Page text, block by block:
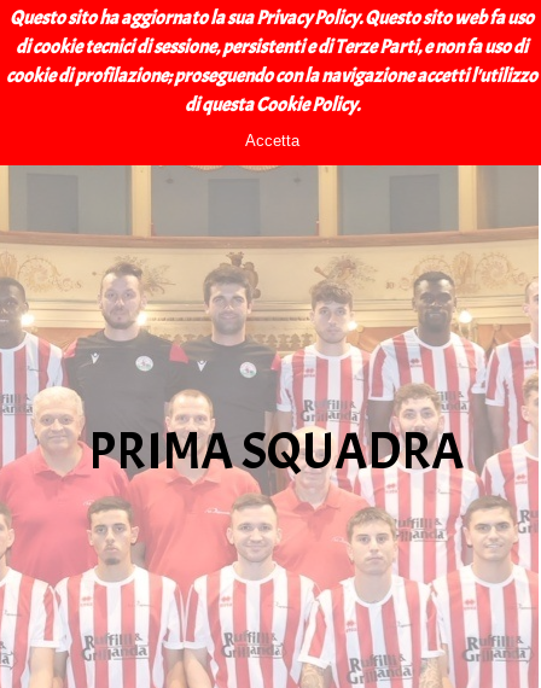
Questo sito ha aggiornato la sua Privacy Policy. Questo sito web fa uso
di cookie tecnici di sessione, persistenti e di Terze Parti, e non fa uso di
cookie di profilazione; proseguendo con la navigazione accetti l'utilizzo
di questa Cookie Policy.
Accetta
Vai ai contenutiBAGNACAVALLO
CALCIO A.S.D.
Salta menù
Prima squadra
PRIMA SQUADRA